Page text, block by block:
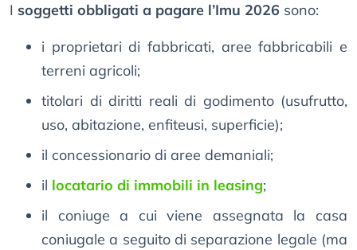
I soggetti obbligati a pagare l’Imu 2026 sono:
i proprietari di fabbricati, aree fabbricabili e
terreni agricoli;
titolari di diritti reali di godimento (usufrutto,
uso, abitazione, enfiteusi, superficie);
il concessionario di aree demaniali;
il locatario di immobili in leasing;
il coniuge a cui viene assegnata la casa
coniugale a seguito di separazione legale (ma